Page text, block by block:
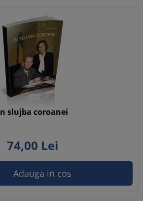
slujba coroanei
74,00 Lei
Adauga in cos